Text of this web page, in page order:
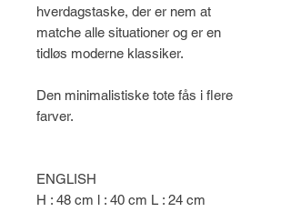
hverdagstaske, der er nem at
matche alle situationer og er en
tidløs moderne klassiker.
Den minimalistiske tote fås i flere
farver.
ENGLISH
H : 48 cm l : 40 cm L : 24 cm